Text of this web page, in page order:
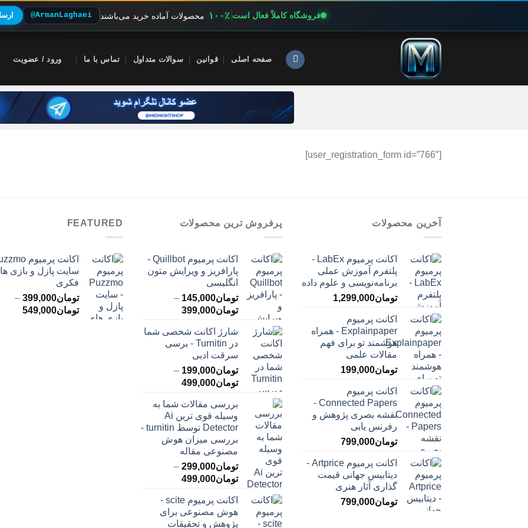
فروشگاه کاملاً فعال است ۱۰۰٪ محصولات آماده خرید می‌باشند @ArmanLaghaei
صفحه اصلی قوانین سوالات متداول تماس با ما ورود / عضویت
[user_registration_form id=”766″]
آخرین محصولات
اکانت پرمیوم LabEx -
پلتفرم آموزش عملی
برنامه‌نویسی و علوم داده
تومان1,299,000
اکانت پرمیوم
Explainpaper - همراه
هوشمند تو برای فهم
مقالات علمی
تومان199,000
اکانت پرمیوم
Connected Papers -
نقشه بصری پژوهش و
رفرنس یابی
تومان799,000
اکانت پرمیوم Artprice -
دیتابیس جهانی قیمت
‌گذاری آثار هنری
تومان799,000
پرفروش ترین محصولات
اکانت پرمیوم Quillbot -
پارافریز و ویرایش متون
انگلیسی
تومان145,000
–
تومان399,000محدوده
تومان145,000
تا
شارژ اکانت شخصی شما
در Turnitin - برسی
سرقت ادبی
تومان199,000
–
تومان499,000محدوده
تومان199,000
تا
تومان499,000
بررسی مقالات شما به
وسیله قوی ترین Ai
Detector توسط turnitin -
بررسی میزان هوش
مصنوعی مقاله
تومان299,000
–
تومان499,000محدوده
تا
اکانت پرمیوم scite -
هوش مصنوعی برای
پژوهش و تحقیقات
FEATURED
سایت پازل و بازی
فکری
تومان399,000
–
تومان549,000